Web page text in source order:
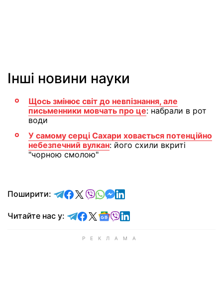
Інші новини науки
Щось змінює світ до невпізнання, але
письменники мовчать про це: набрали в рот
води
У самому серці Сахари ховається потенційно
небезпечний вулкан: його схили вкриті
"чорною смолою"
Поширити: відправити у Telegram
поділитись у Facebook
поділитись у X
відправити у Viber
відправити у Whatsapp
відправити у Messenger
відправити у LinkedIn
Читайте нас у: Читайте у Telegram
Читайте у Facebook
Читайте у X
Читайте у Google news
Читайте у Viber
Читайте у LinkedIn